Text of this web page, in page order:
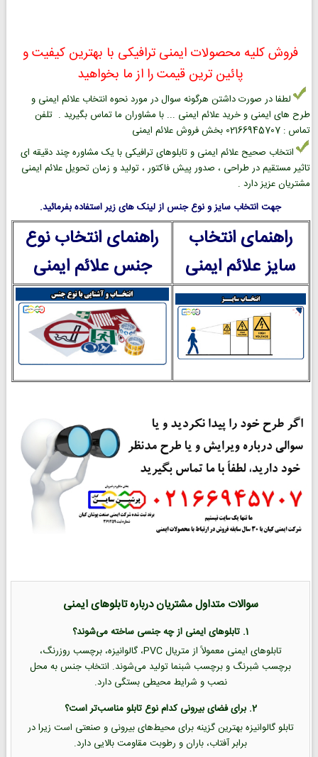
فروش کلیه محصولات ایمنی ترافیکی با بهترین کیفیت و
پائین ترین قیمت را از ما بخواهید
لطفا در صورت داشتن هرگونه سوال در مورد نحوه انتخاب علائم ایمنی و
طرح های ایمنی و خرید علائم ایمنی ... با مشاوران ما تماس بگیرید . تلفن
تماس : 02166945707 بخش فروش علائم ایمنی
انتخاب صحیح علائم ایمنی و تابلوهای ترافیکی با یک مشاوره چند دقیقه ای
تاثیر مستقیم در طراحی ، صدور پیش فاکتور ، تولید و زمان تحویل علائم ایمنی
مشتریان عزیز دارد .
جهت انتخاب سایز و نوع جنس از لینک های زیر استفاده بفرمائید.
راهنمای انتخاب
سایز علائم ایمنی
راهنمای انتخاب نوع
جنس علائم ایمنی
سوالات متداول مشتریان درباره تابلوهای ایمنی
1. تابلوهای ایمنی از چه جنسی ساخته می‌شوند؟
تابلوهای ایمنی معمولاً از متریال PVC، گالوانیزه، برچسب روزرنگ،
برچسب شبرنگ و برچسب شبنما تولید می‌شوند. انتخاب جنس به محل
نصب و شرایط محیطی بستگی دارد.
2. برای فضای بیرونی کدام نوع تابلو مناسب‌تر است؟
تابلو گالوانیزه بهترین گزینه برای محیط‌های بیرونی و صنعتی است زیرا در
برابر آفتاب، باران و رطوبت مقاومت بالایی دارد.